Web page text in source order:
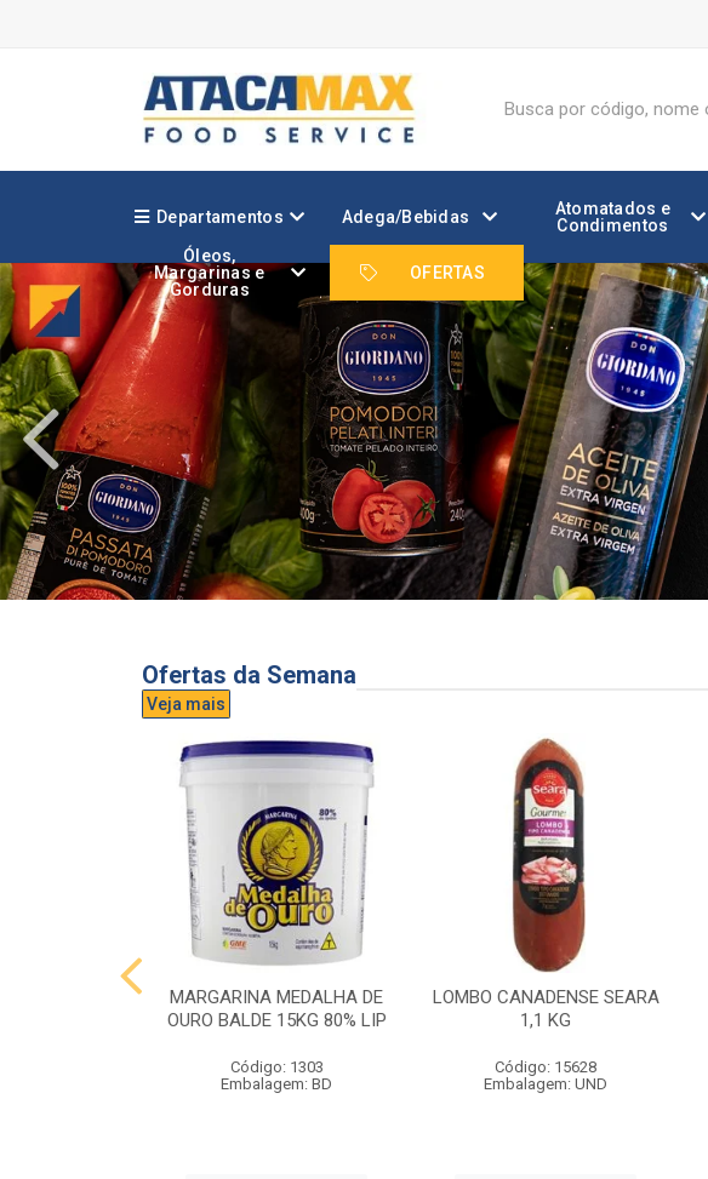
Departamentos Adega/Bebidas
Atomatados e
Condimentos
Óleos,
Margarinas e
Gorduras
OFERTAS
Ofertas da Semana
Veja mais
MARGARINA MEDALHA DE
OURO BALDE 15KG 80% LIP
Código: 1303
Embalagem: BD
LOMBO CANADENSE SEARA
1,1 KG
Código: 15628
Embalagem: UND